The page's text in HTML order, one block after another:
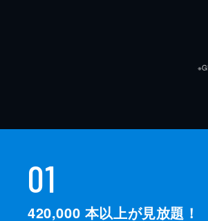
01
420,000 本以上が見放題！